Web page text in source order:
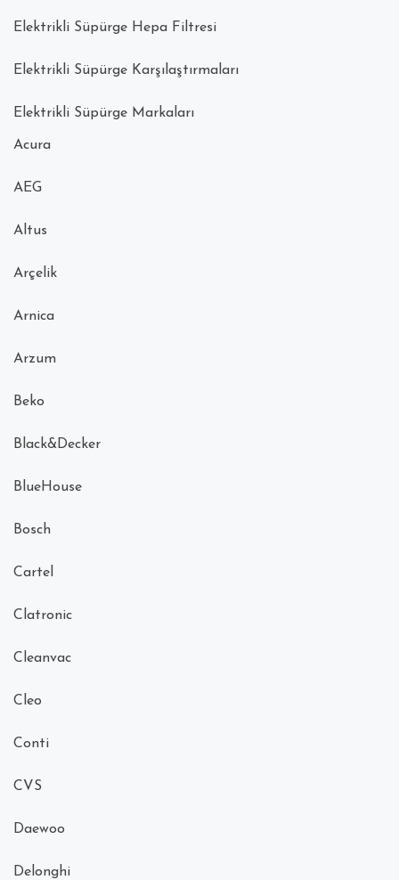
Elektrikli Süpürge Hepa Filtresi
Elektrikli Süpürge Karşılaştırmaları
Elektrikli Süpürge Markaları
Acura
AEG
Altus
Arçelik
Arnica
Arzum
Beko
Black&Decker
BlueHouse
Bosch
Cartel
Clatronic
Cleanvac
Cleo
Conti
CVS
Daewoo
Delonghi